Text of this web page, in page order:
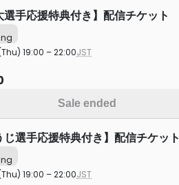
選手応援特典付き】配信チケット
19:00 – 22:00JST
Sale ended
じ選手応援特典付き】配信チケット
19:00 – 22:00JST